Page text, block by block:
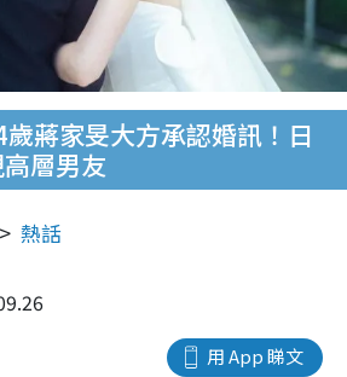
蔣家旻大方承認婚訊！日
層男友
熱話
用 App 睇文